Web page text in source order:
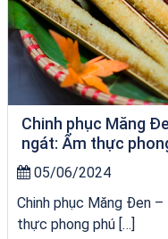
Chinh phục Măng
ngát: Ẩm thực
05/06/2024
Chinh phục Măng Đen
thực phong phú […]